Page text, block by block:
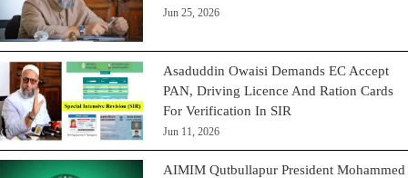
Jun 25, 2026
Asaduddin Owaisi Demands EC Accept
PAN, Driving Licence And Ration Cards
For Verification In SIR
Jun 11, 2026
AIMIM Qutbullapur President Mohammed